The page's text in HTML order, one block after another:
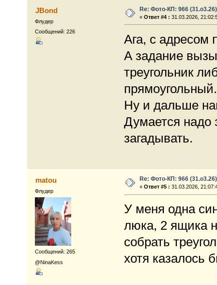
JBond
Флудер
Сообщений: 226
Re: Фото-КП: 966
«Ответ #4 : 31.03.2026,
Ага, с адресом
А задание
треугольник
Ну и дальше
Думается надо
загадывать.
matou
Флудер
Сообщений: 265
@NinaKess
Re: Фото-КП: 966
«Ответ #5 : 31.03.2026,
У меня одна
люка, 2 ящика
собрать
хотя казалось